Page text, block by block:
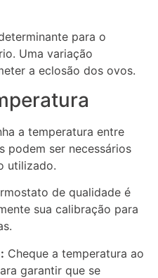
para o
Uma variação
a eclosão dos ovos.
a temperatura entre
podem ser necessários
utilizado.
de qualidade é
sua calibração para
Cheque a temperatura ao
garantir que se